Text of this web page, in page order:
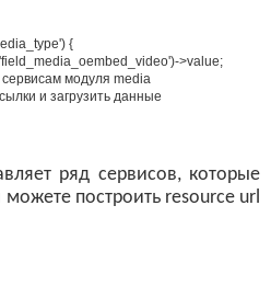
) {
'field_media_oembed_video')->value;
модуля media
и загрузить данные
ряд сервисов, которые
построить resource url